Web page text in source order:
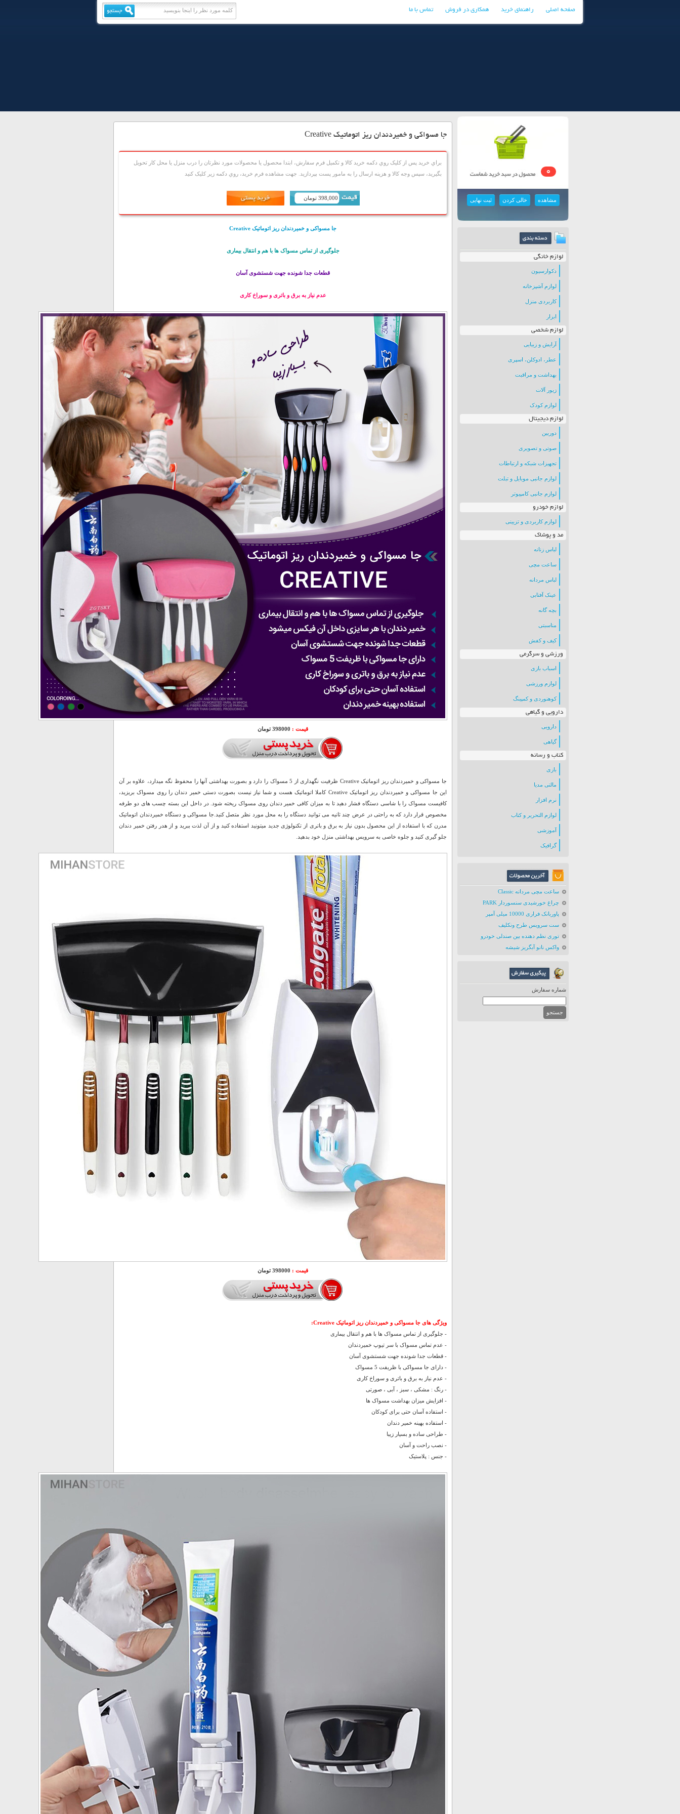
صفحه اصلی راهنمای خرید همکاری در فروش تماس با ما
0
مشاهده خالی کردن ثبت نهایی
لوازم خانگی
دکوارسیون
لوازم آشپزخانه
کاربردی منزل
ابزار
لوازم شخصی
آرایش و زیبایی
عطر، ادوکلن، اسپری
بهداشت و مراقبت
زیور آلات
لوازم کودک
لوازم دیجیتال
دوربین
صوتی و تصویری
تجهیزات شبکه و ارتباطات
لوازم جانبی موبایل و تبلت
لوازم جانبی کامپیوتر
لوازم خودرو
لوازم کاربردی و تزیینی
مد و پوشاک
لباس زنانه
ساعت مچی
لباس مردانه
عینک آفتابی
بچه گانه
مناسبتی
کیف و کفش
ورزشی و سرگرمی
اسباب بازی
لوازم ورزشی
کوهنوردی و کمپینگ
دارویی و گیاهی
دارویی
گیاهی
کتاب و رسانه
بازی
مالتی مدیا
نرم افزار
لوازم التحریر و کتاب
آموزشی
گرافیک
ساعت مچی مردانه Classic
چراغ خورشیدی سنسوردار PARK
پاوربانک فراری 10000 میلی آمپر
ست سرویس طرح ونکلیف
توری نظم دهنده بین صندلی خودرو
واکس نانو آبگریز شیشه
شماره سفارش
جا مسواکی و خمیردندان ریز اتوماتیک Creative
براي خريد پس از کليک روي دکمه خريد کالا و تکميل فرم سفارش، ابتدا محصول يا محصولات مورد نظرتان را درب منزل يا محل کار تحويل
بگيريد، سپس وجه کالا و هزينه ارسال را به مامور پست بپردازيد. جهت مشاهده فرم خريد، روي دکمه زير کليک کنيد
398,000 تومان
جا مسواکی و خمیردندان ریز اتوماتیک Creative
جلوگیری از تماس مسواک ها با هم و انتقال بیماری
قطعات جدا شونده جهت شستشوی آسان
عدم نیاز به برق و باتری و سوراخ کاری
قیمت : 398000 تومان
جا مسواکی و خمیردندان ریز اتوماتیک Creative ظرفیت نگهداری از 5 مسواک را دارد و بصورت بهداشتی آنها را محفوظ نگه میدارد، علاوه بر آن
این جا مسواکی و خمیردندان ریز اتوماتیک Creative کاملا اتوماتیک هست و شما نیاز نیست بصورت دستی خمیر دندان را روی مسواک بریزید،
کافیست مسواک را با شاسی دستگاه فشار دهید تا به میزان کافی خمیر دندان روی مسواک ریخته شود. در داخل این بسته چسب های دو طرفه
مخصوص قرار دارد که به راحتی در عرض چند ثانیه می توانید دستگاه را به محل مورد نظر متصل کنید.جا مسواکی و دستگاه خمیردندان اتوماتیک
مدرن که با استفاده از این محصول بدون نیاز به برق و باتری از تکنولوژی جدید میتونید استفاده کنید و از آن لذت ببرید و از هدر رفتن خمیر دندان
جلو گیری کنید و جلوه خاصی به سرویس بهداشتی منزل خود بدهید.
قیمت : 398000 تومان
ویژگی های جا مسواکی و خمیردندان ریز اتوماتیک Creative:
- جلوگیری از تماس مسواک ها با هم و انتقال بیماری
- عدم تماس مسواک با سر تیوپ خمیردندان
- قطعات جدا شونده جهت شستشوی آسان
- دارای جا مسواکی با ظریفت 5 مسواک
- عدم نیاز به برق و باتری و سوراخ کاری
- رنگ : مشکی ، سبز ، آبی ، صورتی
- افزایش میزان بهداشت مسواک ها
- استفاده آسان حتی برای کودکان
- استفاده بهینه خمیر دندان
- طراحی ساده و بسیار زیبا
- نصب راحت و آسان
- جنس : پلاستیک